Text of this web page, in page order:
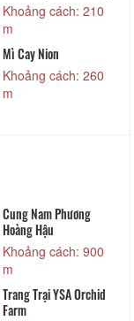
Khoảng cách: 210
m
Mì Cay Nion
Khoảng cách: 260
m
Cung Nam Phương
Hoàng Hậu
Khoảng cách: 900
m
Trang Trại YSA Orchid
Farm